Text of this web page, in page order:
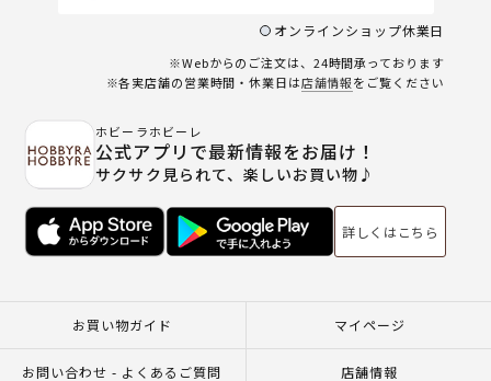
オンラインショップ休業日
※Webからのご注文は、24時間承っております
※各実店舗の営業時間・休業日は店舗情報をご覧ください
ホビーラホビーレ
公式アプリで最新情報をお届け！
サクサク見られて、楽しいお買い物♪
詳しくはこちら
お買い物ガイド マイページ
お問い合わせ - よくあるご質問 店舗情報